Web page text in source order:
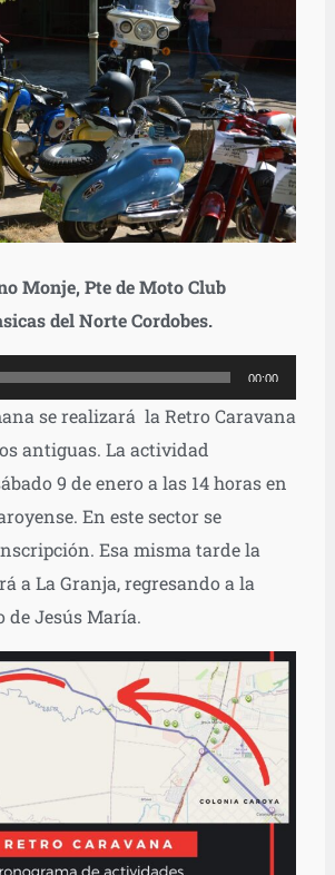
Monje, Pte de Moto Club
del Norte Cordobes.
00:00
se realizará la Retro Caravana
antiguas. La actividad
9 de enero a las 14 horas en
En este sector se
Esa misma tarde la
a La Granja, regresando a la
de Jesús María.